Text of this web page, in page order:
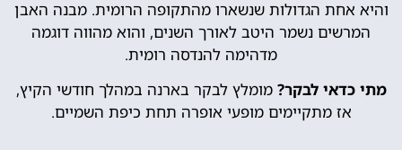
והיא אחת הגדולות שנשארו מהתקופה הרומית. מבנה האבן
המרשים נשמר היטב לאורך השנים, והוא מהווה דוגמה
מדהימה להנדסה רומית.
מתי כדאי לבקר? מומלץ לבקר בארנה במהלך חודשי הקיץ,
אז מתקיימים מופעי אופרה תחת כיפת השמיים.